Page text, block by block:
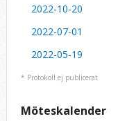
2022-10-20
2022-07-01
2022-05-19
* Protokoll ej publicerat
Möteskalender